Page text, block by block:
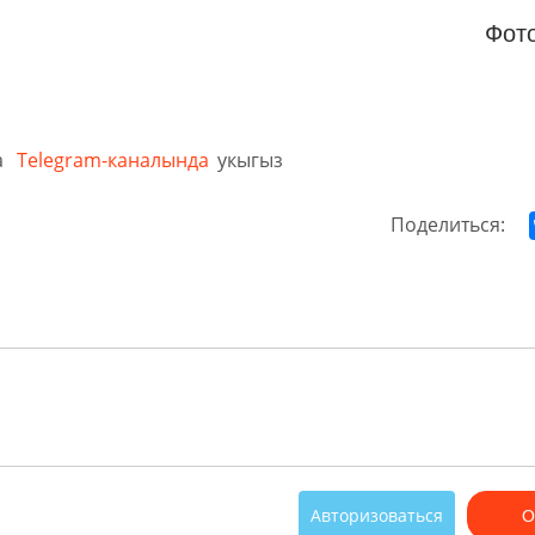
Telegram-каналында укыгыз
Поделиться:
Авторизоваться